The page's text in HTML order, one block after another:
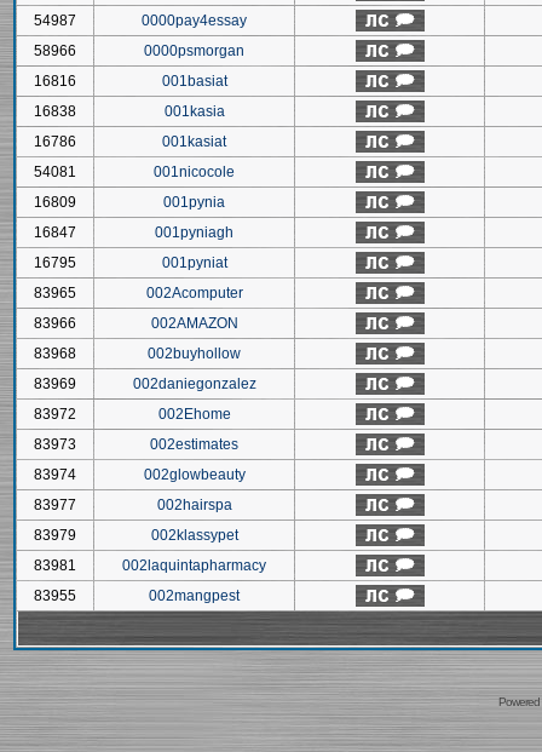
54987
0000pay4essay
58966
0000psmorgan
16816
001basiat
16838
001kasia
16786
001kasiat
54081
001nicocole
16809
001pynia
16847
001pyniagh
16795
001pyniat
83965
002Acomputer
83966
002AMAZON
83968
002buyhollow
83969
002daniegonzalez
83972
002Ehome
83973
002estimates
83974
002glowbeauty
83977
002hairspa
83979
002klassypet
83981
002laquintapharmacy
83955
002mangpest